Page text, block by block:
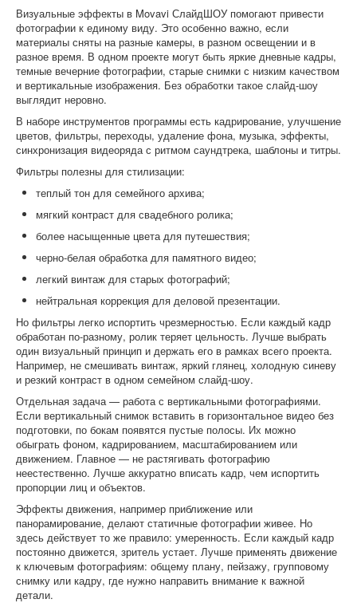
Визуальные эффекты в Movavi СлайдШОУ помогают привести
фотографии к единому виду. Это особенно важно, если
материалы сняты на разные камеры, в разном освещении и в
разное время. В одном проекте могут быть яркие дневные кадры,
темные вечерние фотографии, старые снимки с низким качеством
и вертикальные изображения. Без обработки такое слайд-шоу
выглядит неровно.
В наборе инструментов программы есть кадрирование, улучшение
цветов, фильтры, переходы, удаление фона, музыка, эффекты,
синхронизация видеоряда с ритмом саундтрека, шаблоны и титры.
Фильтры полезны для стилизации:
теплый тон для семейного архива;
мягкий контраст для свадебного ролика;
более насыщенные цвета для путешествия;
черно-белая обработка для памятного видео;
легкий винтаж для старых фотографий;
нейтральная коррекция для деловой презентации.
Но фильтры легко испортить чрезмерностью. Если каждый кадр
обработан по-разному, ролик теряет цельность. Лучше выбрать
один визуальный принцип и держать его в рамках всего проекта.
Например, не смешивать винтаж, яркий глянец, холодную синеву
и резкий контраст в одном семейном слайд-шоу.
Отдельная задача — работа с вертикальными фотографиями.
Если вертикальный снимок вставить в горизонтальное видео без
подготовки, по бокам появятся пустые полосы. Их можно
обыграть фоном, кадрированием, масштабированием или
движением. Главное — не растягивать фотографию
неестественно. Лучше аккуратно вписать кадр, чем испортить
пропорции лиц и объектов.
Эффекты движения, например приближение или
панорамирование, делают статичные фотографии живее. Но
здесь действует то же правило: умеренность. Если каждый кадр
постоянно движется, зритель устает. Лучше применять движение
к ключевым фотографиям: общему плану, пейзажу, групповому
снимку или кадру, где нужно направить внимание к важной
детали.